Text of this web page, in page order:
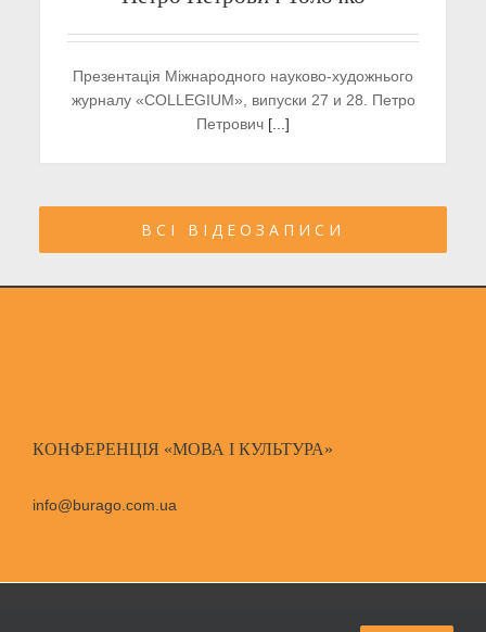
Презентація Міжнародного науково-художнього
журналу «COLLEGIUM», випуски 27 и 28. Петро
Петрович [...]
ВСІ ВІДЕОЗАПИСИ
КОНФЕРЕНЦІЯ «МОВА І КУЛЬТУРА»
info@burago.com.ua